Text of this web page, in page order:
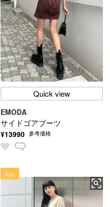
Quick view
サイドゴアブーツ
EMODA
¥13990 参考価格
top